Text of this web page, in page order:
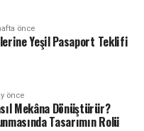
önce
Yeşil Pasaport Teklifi
önce
Mekâna Dönüştürür?
Tasarımın Rolü